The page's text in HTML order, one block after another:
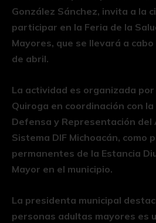
González Sánchez, invita a la
participar en la Feria de la
Mayores, que se llevará a
de abril.
La actividad es organizada por
Quiroga en coordinación con
Defensa y Representación del
Sistema DIF Michoacán, como
permanentes de la Estancia
Mayor en el municipio.
La presidenta municipal
personas adultas mayores es